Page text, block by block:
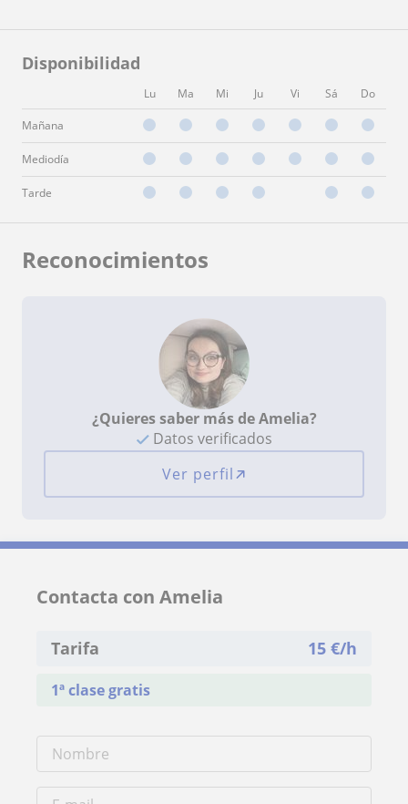
Disponibilidad
Lu Ma Mi Ju Vi Sá Do
Mañana
Mediodía
Tarde
Reconocimientos
¿Quieres saber más de Amelia?
Datos verificados
Ver perfil
Contacta con Amelia
Tarifa 15 €/h
1ª clase gratis